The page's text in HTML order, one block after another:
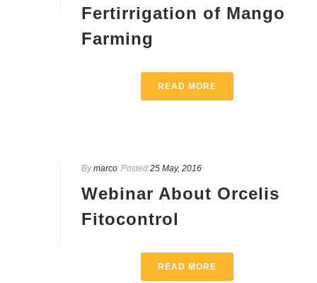
Fertirrigation of Mango
Farming
READ MORE
By marco Posted 25 May, 2016
Webinar About Orcelis
Fitocontrol
READ MORE